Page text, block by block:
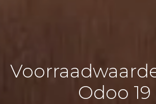
Odoo 19